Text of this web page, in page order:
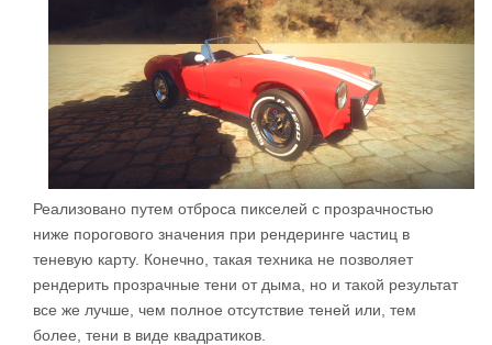
Реализовано путем отброса пикселей с прозрачностью
ниже порогового значения при рендеринге частиц в
теневую карту. Конечно, такая техника не позволяет
рендерить прозрачные тени от дыма, но и такой результат
все же лучше, чем полное отсутствие теней или, тем
более, тени в виде квадратиков.